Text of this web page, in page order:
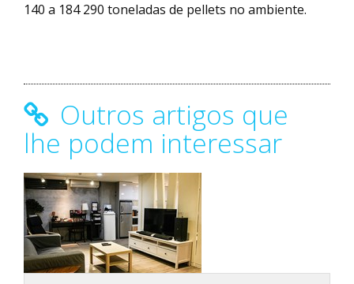
140 a 184 290 toneladas de pellets no ambiente.
Outros artigos que
lhe podem interessar